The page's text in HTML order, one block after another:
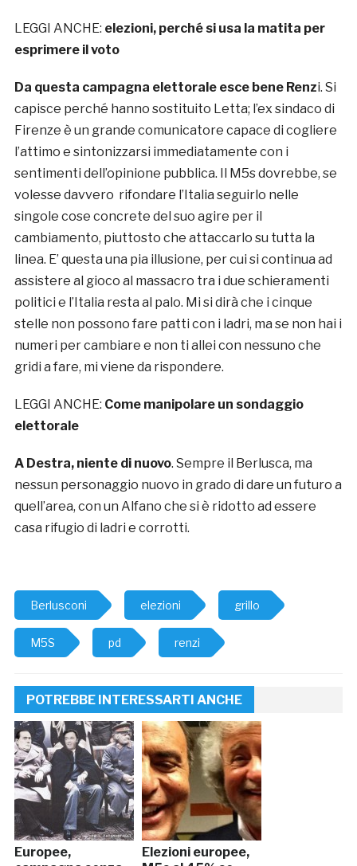
LEGGI ANCHE: elezioni, perché si usa la matita per
esprimere il voto
Da questa campagna elettorale esce bene Renzi. Si
capisce perché hanno sostituito Letta; l’ex sindaco di
Firenze è un grande comunicatore capace di cogliere
l’attimo e sintonizzarsi immediatamente con i
sentimenti dell’opinione pubblica. Il M5s dovrebbe, se
volesse davvero rifondare l’Italia seguirlo nelle
singole cose concrete del suo agire per il
cambiamento, piuttosto che attaccarlo su tutta la
linea. E’ questa una pia illusione, per cui si continua ad
assistere al gioco al massacro tra i due schieramenti
politici e l’Italia resta al palo. Mi si dirà che i cinque
stelle non possono fare patti con i ladri, ma se non hai i
numeri per cambiare e non ti allei con nessuno che
gridi a fare, mi viene da rispondere.
LEGGI ANCHE: Come manipolare un sondaggio
elettorale
A Destra, niente di nuovo. Sempre il Berlusca, ma
nessun personaggio nuovo in grado di dare un futuro a
quell’area, con un Alfano che si è ridotto ad essere
casa rifugio di ladri e corrotti.
Berlusconi elezioni grillo
M5S pd renzi
POTREBBE INTERESSARTI ANCHE
Europee,
Elezioni europee,